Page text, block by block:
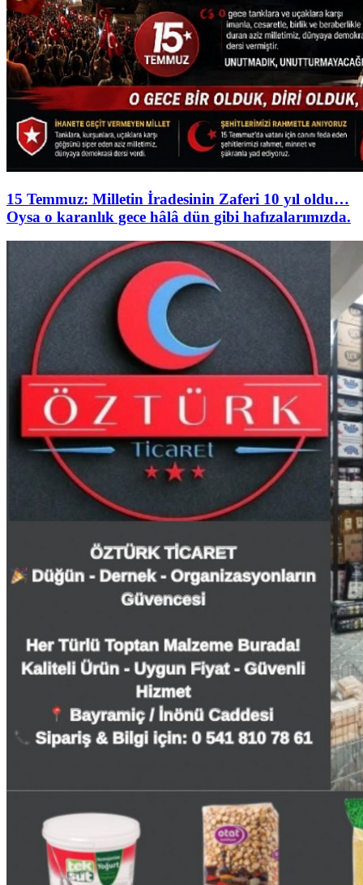
15 Temmuz: Milletin İradesinin Zaferi 10 yıl oldu…
Oysa o karanlık gece hâlâ dün gibi hafızalarımızda.